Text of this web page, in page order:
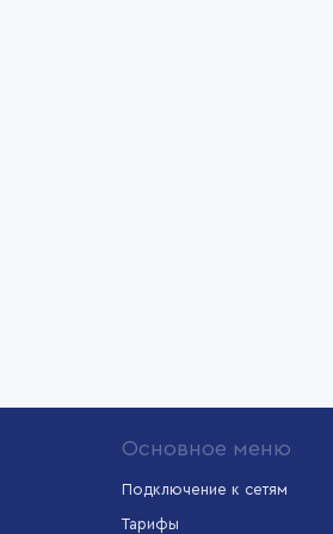
Основное меню
Подключение к сетям
Тарифы